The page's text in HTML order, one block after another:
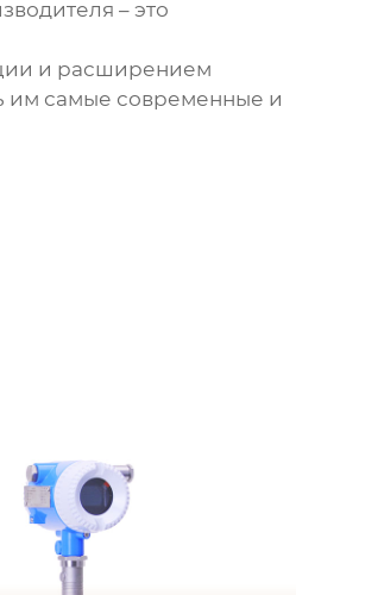
– это
и расширением
им самые современные и